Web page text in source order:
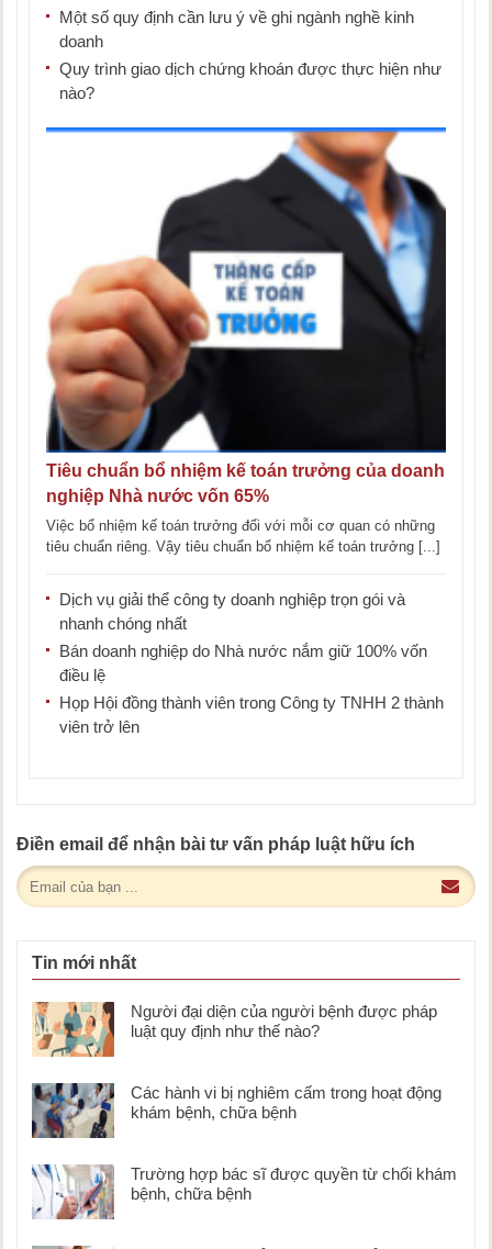
Một số quy định cần lưu ý về ghi ngành nghề kinh
doanh
Quy trình giao dịch chứng khoán được thực hiện như
nào?
Tiêu chuẩn bổ nhiệm kế toán trưởng của doanh
nghiệp Nhà nước vốn 65%
Việc bổ nhiệm kế toán trưởng đối với mỗi cơ quan có những
tiêu chuẩn riêng. Vậy tiêu chuẩn bổ nhiệm kế toán trưởng [...]
Dịch vụ giải thể công ty doanh nghiệp trọn gói và
nhanh chóng nhất
Bán doanh nghiệp do Nhà nước nắm giữ 100% vốn
điều lệ
Họp Hội đồng thành viên trong Công ty TNHH 2 thành
viên trở lên
Điền email để nhận bài tư vấn pháp luật hữu ích
Tin mới nhất
Người đại diện của người bệnh được pháp
luật quy định như thế nào?
Các hành vi bị nghiêm cấm trong hoạt động
khám bệnh, chữa bệnh
Trường hợp bác sĩ được quyền từ chối khám
bệnh, chữa bệnh